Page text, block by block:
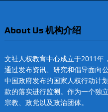
About Us 机构介绍
文社人权教育中心成立于2011年
通过发布资讯、研究和倡导面向
中国政府发布的国家人权行动计
款的落实进行监测。作为一个独
宗教、政党以及政治团体。